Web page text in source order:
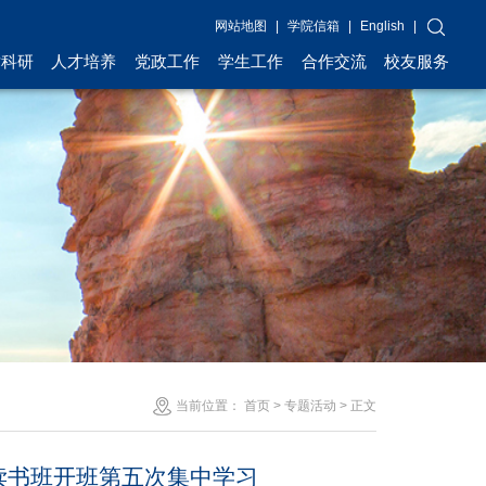
网站地图 学院信箱 English
研 人才培养 党政工作 学生工作 合作交流 校友服务
当前位置：首页 >专题活动 > 正文
班开班第五次集中学习